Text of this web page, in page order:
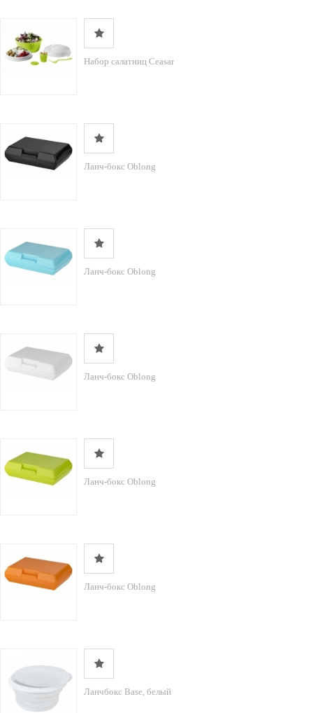
Набор салатниц Ceasar
Ланч-бокс Oblong
Ланч-бокс Oblong
Ланч-бокс Oblong
Ланч-бокс Oblong
Ланч-бокс Oblong
Ланчбокс Base, белый